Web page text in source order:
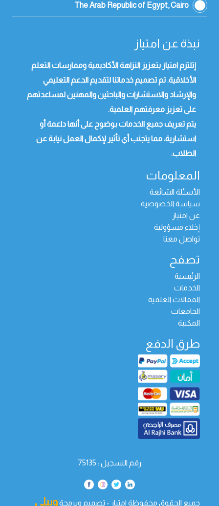
The Arab Republic of Egypt, Cairo
نبذة عن امتياز
إتلتزم امتياز بتعزيز النزاهة الأكاديمية وممارسات التعلم
الأخلاقية. تم تصميم خدماتنا لتقديم الدعم التعليمي
والإرشاد والاستشارات والباحثين والمهنين لمساعدتهم
على تعزيز معرفتهم العلمية.
يتم تعريف جميع الخدمات بوضوح على أنها داعمة أو
استشارية، مما يتجنب أي تأثير لإكمال العمل نيابة عن
الطلاب.
المعلومات
الأسئلة الشائعة
سياسة الخصوصية
عن امتياز
إخلاء مسؤولية
تواصل معنا
تصفح
الرئيسية
الخدمات
المقالات العلمية
الجامعات
المكتبة
طرق الدفع
رقم التسجيل : 75135
جميع الحقوق محفوظة امتياز - تصميم وبرمجةويبلي